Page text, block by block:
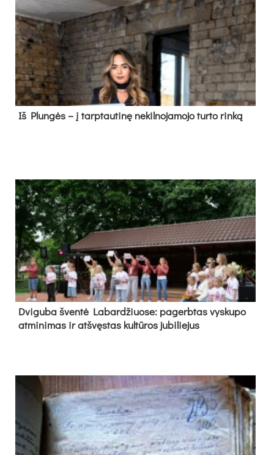
Iš Plungės – į tarptautinę nekilnojamojo turto rinką
Dvi­gu­ba šven­tė La­bar­džiuo­se: pa­gerb­tas vys­ku­po
at­mi­ni­mas ir at­švęs­tas kul­tū­ros ju­bi­lie­jus